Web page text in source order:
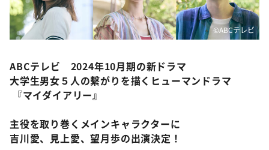
ＬＩＦＥ～夢のカタチ～
新婚さんいらっしゃい！
ザキ山小屋本館
ぺこぱのまるスポ
アナ回覧板
©ABCテレビ
ABCテレビ 2024年10月期の新ドラマ
大学生男女５人の繫がりを描くヒューマンドラマ
『マイダイアリー』
主役を取り巻くメインキャラクターに
吉川愛、見上愛、望月歩の出演決定！